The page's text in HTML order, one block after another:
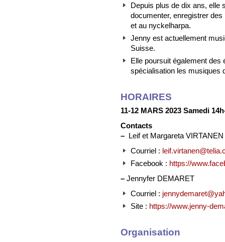
Depuis plus de dix ans, elle
documenter, enregistrer
et au nyckelharpa.
Jenny est actuellement
Suisse.
Elle poursuit également des
spécialisation les musiques
HORAIRES
11-12 MARS 2023 Samedi
Contacts
– Leif et Margareta VIRTANEN
Courriel :
Facebook : https://
– Jennyfer DEMARET
Courriel :
Site : https://www.jenny-
Organisation